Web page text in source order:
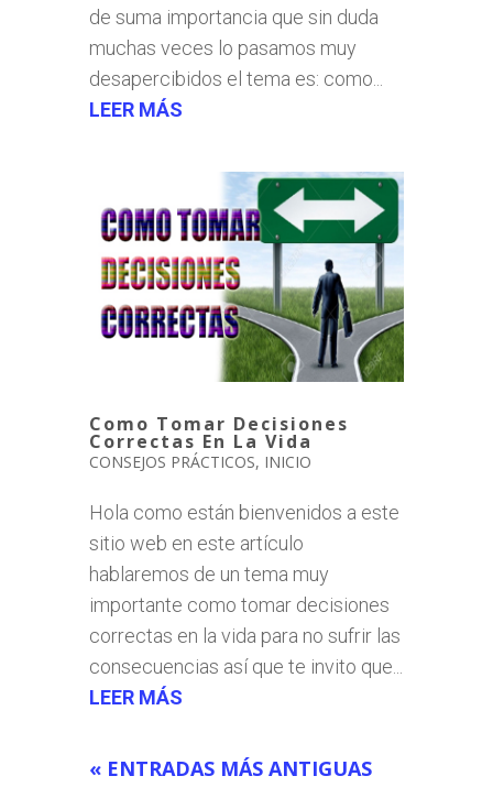
de suma importancia que sin duda
muchas veces lo pasamos muy
desapercibidos el tema es: como...
LEER MÁS
Como Tomar Decisiones
Correctas En La Vida
CONSEJOS PRÁCTICOS, INICIO
Hola como están bienvenidos a este
sitio web en este artículo
hablaremos de un tema muy
importante como tomar decisiones
correctas en la vida para no sufrir las
consecuencias así que te invito que...
LEER MÁS
« ENTRADAS MÁS ANTIGUAS